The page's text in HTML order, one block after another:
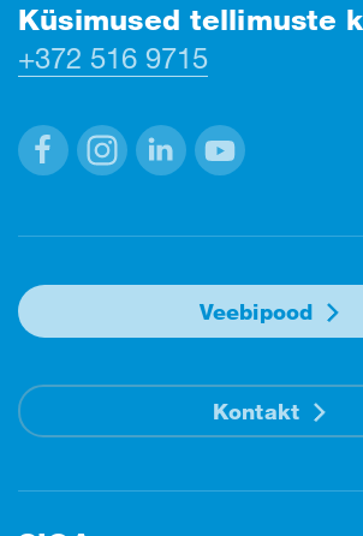
Küsimused tellimuste
+372 516 9715
Veebipood
Kontakt